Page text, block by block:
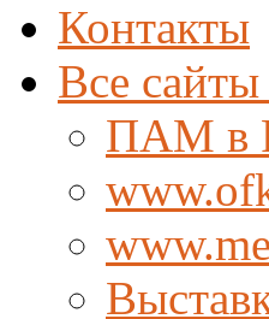
Контакты
Все сайты
ПАМ в